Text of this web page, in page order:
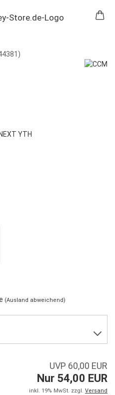
)
(Ausland abweichend)
UVP 60,00 EUR
Nur 54,00 EUR
inkl. 19% MwSt. zzgl. Versand